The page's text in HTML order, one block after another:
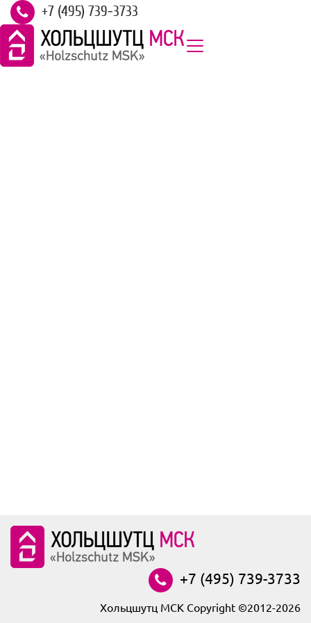
+7 (495) 739-3733
+7 (495) 739-3733
Хольцшутц МСК Copyright ©2012-2026